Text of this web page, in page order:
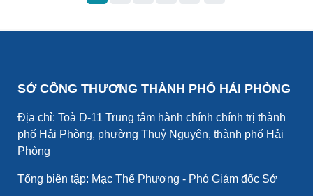
SỞ CÔNG THƯƠNG THÀNH PHỐ HẢI PHÒNG
Địa chỉ: Toà D-11 Trung tâm hành chính chính trị thành
phố Hải Phòng, phường Thuỷ Nguyên, thành phố Hải
Phòng
Tổng biên tập: Mạc Thế Phương - Phó Giám đốc Sở